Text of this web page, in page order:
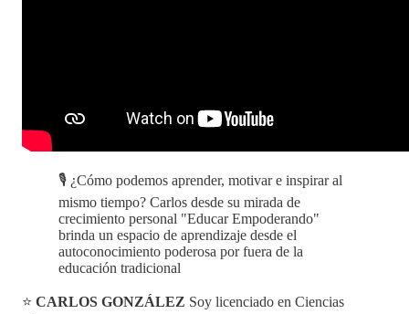
🎙️ ¿Cómo podemos aprender, motivar e inspirar al
mismo tiempo? Carlos desde su mirada de
crecimiento personal "Educar Empoderando"
brinda un espacio de aprendizaje desde el
autoconocimiento poderosa por fuera de la
educación tradicional
⭐ CARLOS GONZÁLEZ Soy licenciado en Ciencias